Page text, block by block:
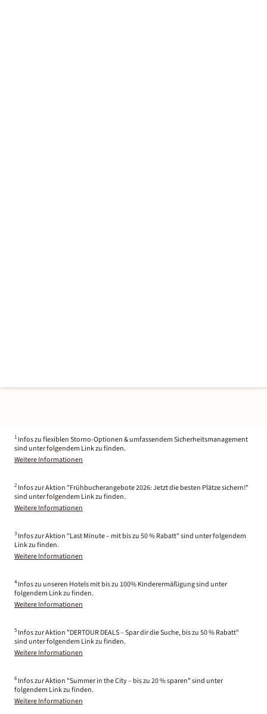
1 Infos zu flexiblen Storno-Optionen & umfassendem Sicherheitsmanagement
sind unter folgendem Link zu finden.
Weitere Informationen
2 Infos zur Aktion "Frühbucherangebote 2026: Jetzt die besten Plätze sichern!"
sind unter folgendem Link zu finden.
Weitere Informationen
3 Infos zur Aktion "Last Minute – mit bis zu 50 % Rabatt" sind unter folgendem
Link zu finden.
Weitere Informationen
4 Infos zu unseren Hotels mit bis zu 100% Kinderermäßigung sind unter
folgendem Link zu finden.
Weitere Informationen
5 Infos zur Aktion "DERTOUR DEALS – Spar dir die Suche, bis zu 50 % Rabatt"
sind unter folgendem Link zu finden.
Weitere Informationen
6 Infos zur Aktion "Summer in the City – bis zu 20 % sparen" sind unter
folgendem Link zu finden.
Weitere Informationen